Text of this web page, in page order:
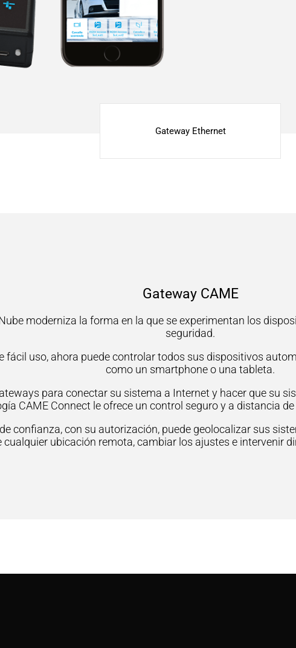
Gateway Ethernet
Gateway CAME
moderniza la forma en la que se experimentan los
seguridad.
fácil uso, ahora puede controlar todos sus dispositivos
como un smartphone o una tableta.
para conectar su sistema a Internet y hacer que su
CAME Connect le ofrece un control seguro y a distancia
confianza, con su autorización, puede geolocalizar sus
cualquier ubicación remota, cambiar los ajustes e intervenir